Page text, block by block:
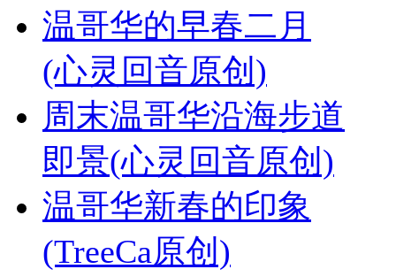
温哥华的早春二月
(心灵回音原创)
周末温哥华沿海步道
即景(心灵回音原创)
温哥华新春的印象
(TreeCa原创)